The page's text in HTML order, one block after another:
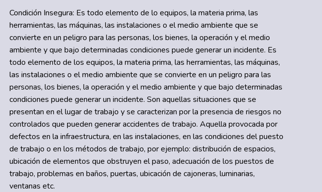
Condición Insegura: Es todo elemento de lo equipos, la materia prima, las
herramientas, las máquinas, las instalaciones o el medio ambiente que se
convierte en un peligro para las personas, los bienes, la operación y el medio
ambiente y que bajo determinadas condiciones puede generar un incidente. Es
todo elemento de los equipos, la materia prima, las herramientas, las máquinas,
las instalaciones o el medio ambiente que se convierte en un peligro para las
personas, los bienes, la operación y el medio ambiente y que bajo determinadas
condiciones puede generar un incidente. Son aquellas situaciones que se
presentan en el lugar de trabajo y se caracterizan por la presencia de riesgos no
controlados que pueden generar accidentes de trabajo. Aquella provocada por
defectos en la infraestructura, en las instalaciones, en las condiciones del puesto
de trabajo o en los métodos de trabajo, por ejemplo: distribución de espacios,
ubicación de elementos que obstruyen el paso, adecuación de los puestos de
trabajo, problemas en baños, puertas, ubicación de cajoneras, luminarias,
ventanas etc.